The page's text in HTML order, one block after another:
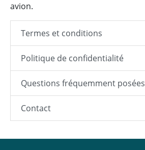
avion.
Termes et conditions
Politique de confidentialité
Questions fréquemment posées
Contact